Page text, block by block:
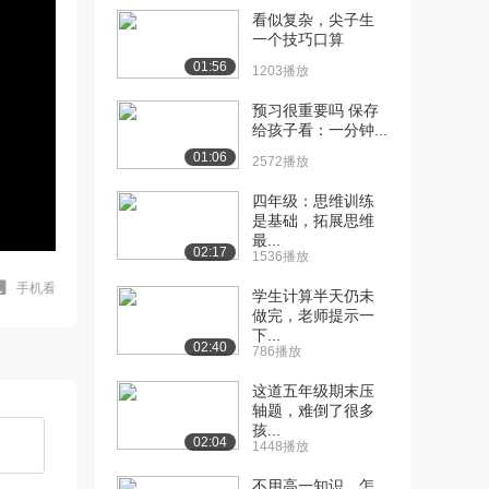
手机看
01:56
看似复杂，尖子生
一个技巧口算
1203播放
01:06
预习很重要吗 保存
给孩子看：一分钟...
2572播放
02:17
四年级：思维训练
是基础，拓展思维
最...
1536播放
02:40
学生计算半天仍未
做完，老师提示一
下...
786播放
02:04
这道五年级期末压
轴题，难倒了很多
孩...
1448播放